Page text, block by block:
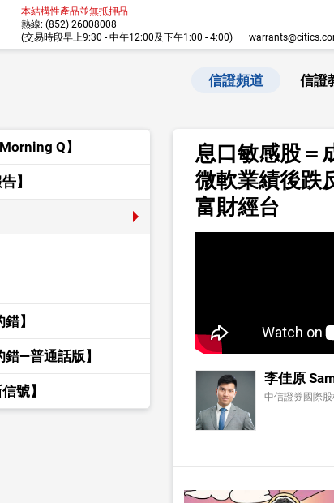
本結構性產品並無抵押品
熱線: (852) 26008008
(交易時段早上9:30 - 中午12:00及下午1:00 - 4:00)
信證頻道 信證
Q】
】
】
錯—普通話版】
號】
息口敏感股＝
微軟業績後跌
富財經台
李佳原
中信證券國際